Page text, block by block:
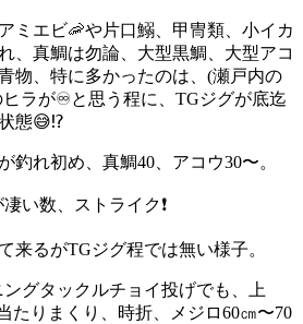
ミエビ🦐や片口鰯、甲冑類、小イカ
、真鯛は勿論、大型黒鯛、大型アコ
物、特に多かったのは、(瀬戸内の
ヒラが♾と思う程に、TGジグが底迄
態😅⁉️
釣れ初め、真鯛40、アコウ30〜。
い数、ストライク❗️
来るがTGジグ程では無い様子。
グタックルチョイ投げでも、上
たりまくり、時折、メジロ60㎝〜70